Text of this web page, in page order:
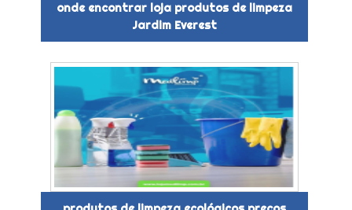
onde encontrar loja produtos de limpeza
Jardim Everest